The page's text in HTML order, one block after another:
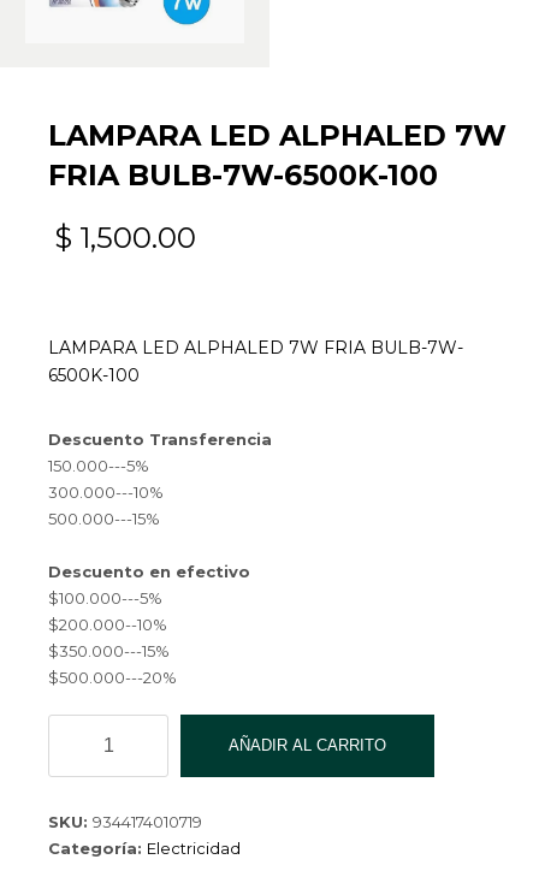
LAMPARA LED ALPHALED 7W
FRIA BULB-7W-6500K-100
$ 1,500.00
LAMPARA LED ALPHALED 7W FRIA BULB-7W-
6500K-100
Descuento Transferencia
150.000---5%
300.000---10%
500.000---15%
Descuento en efectivo
$100.000---5%
$200.000--10%
$350.000---15%
$500.000---20%
ALPHALED
FRIA
BULB-
AÑADIR AL CARRITO
SKU: 9344174010719
Categoría: Electricidad